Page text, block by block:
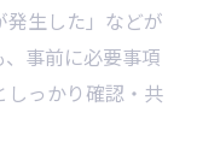
生した」などが
事前に必要事項
しっかり確認・共